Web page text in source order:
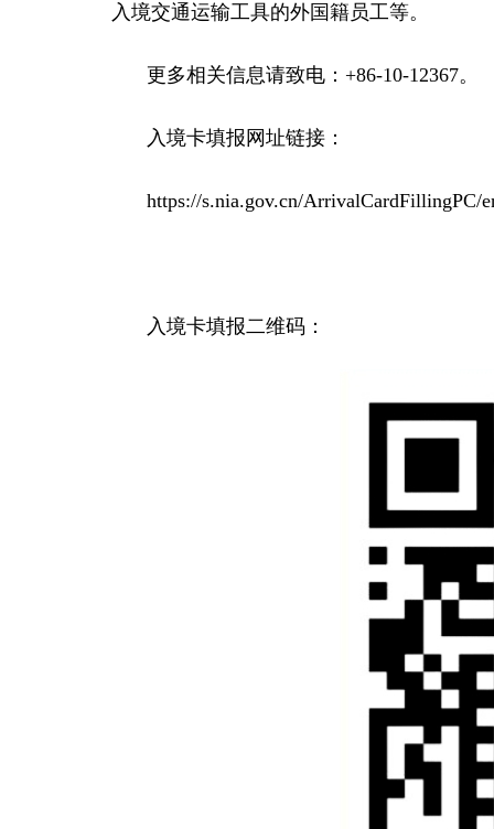
入境交通运输工具的外国籍员工等。
更多相关信息请致电：+86-10-12367。
入境卡填报网址链接：
https://s.nia.gov.cn/ArrivalCardFillingPC/
入境卡填报二维码：